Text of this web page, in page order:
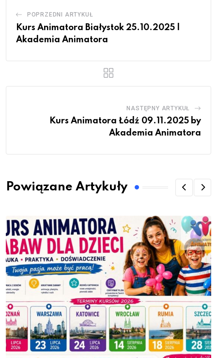
POPRZEDNI ARTYKUŁ
Kurs Animatora Białystok 25.10.2025 |
Akademia Animatora
NASTĘPNY ARTYKUŁ
Kurs Animatora Łódź 09.11.2025 by
Akademia Animatora
Powiązane Artykuły